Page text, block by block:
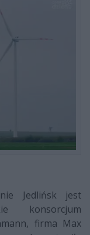
Jedlińsk jest
konsorcjum
firma Max